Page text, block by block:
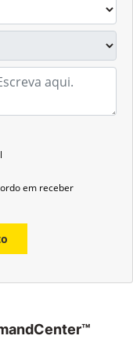
em receber